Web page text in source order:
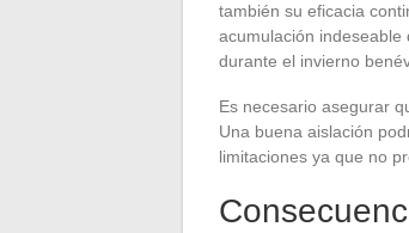
también su eficacia
acumulación
durante el invierno
Es necesario asegurar
Una buena aislación
limitaciones ya que no